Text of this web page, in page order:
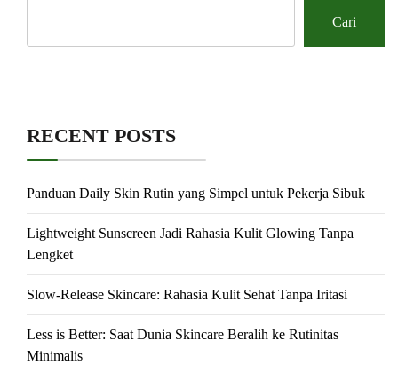
Cari
RECENT POSTS
Panduan Daily Skin Rutin yang Simpel untuk Pekerja Sibuk
Lightweight Sunscreen Jadi Rahasia Kulit Glowing Tanpa
Lengket
Slow-Release Skincare: Rahasia Kulit Sehat Tanpa Iritasi
Less is Better: Saat Dunia Skincare Beralih ke Rutinitas
Minimalis